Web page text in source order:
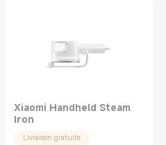
Xiaomi Handheld Steam
Iron
Livraison gratuite